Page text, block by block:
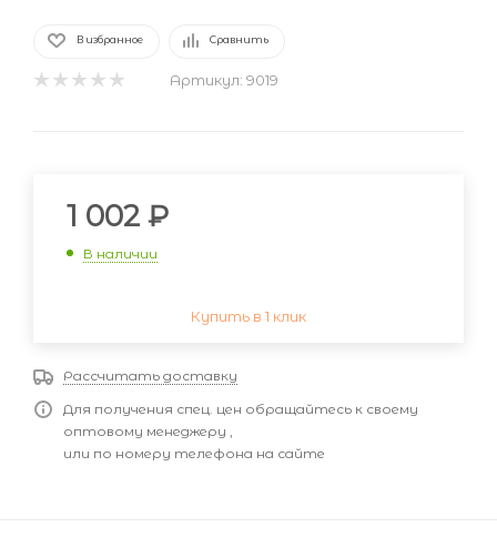
В избранное Сравнить
Артикул: 9019
1 002 ₽
В наличии
Купить в 1 клик
Рассчитать доставку
Для получения спец. цен обращайтесь к своему
оптовому менеджеру ,
или по номеру телефона на сайте